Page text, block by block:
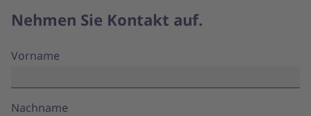
Nehmen Sie Kontakt auf.
Vorname
Nachname